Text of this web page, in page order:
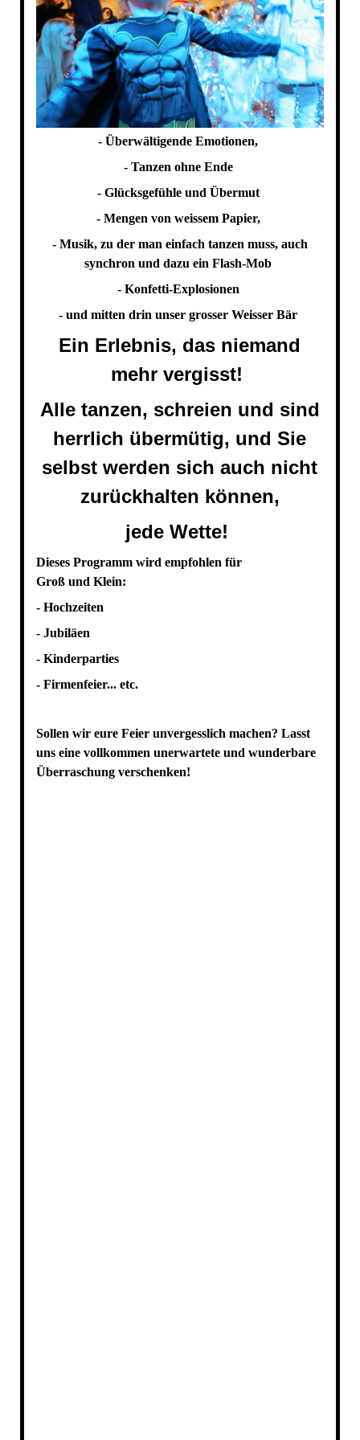
- Überwältigende Emotionen,
- Tanzen ohne Ende
- Glücksgefühle und Übermut
- Mengen von weissem Papier,
- Musik, zu der man einfach tanzen muss, auch
synchron und dazu ein Flash-Mob
- Konfetti-Explosionen
- und mitten drin unser grosser Weisser Bär
Ein Erlebnis, das niemand
mehr vergisst!
Alle tanzen, schreien und sind
herrlich übermütig, und Sie
selbst werden sich auch nicht
zurückhalten können,
jede Wette!
Dieses Programm wird empfohlen für
Groß und Klein:
- Hochzeiten
- Jubiläen
- Kinderparties
- Firmenfeier... etc.
Sollen wir eure Feier unvergesslich machen? Lasst
uns eine vollkommen unerwartete und wunderbare
Überraschung verschenken!